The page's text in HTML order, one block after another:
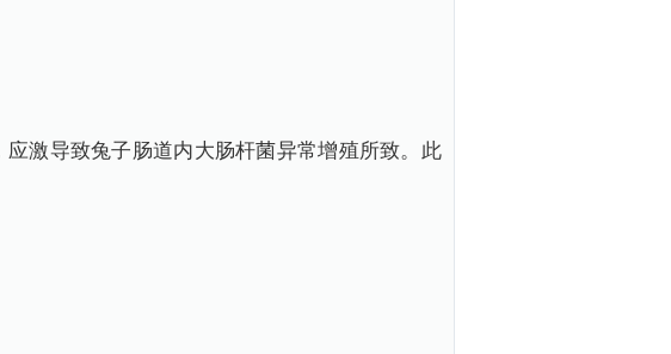
激导致兔子肠道内大肠杆菌异常增殖所致。此